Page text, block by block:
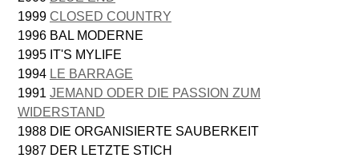
1999 CLOSED COUNTRY
1996 BAL MODERNE
1995 IT'S MYLIFE
1994 LE BARRAGE
1991 JEMAND ODER DIE PASSION ZUM
WIDERSTAND
1988 DIE ORGANISIERTE SAUBERKEIT
1987 DER LETZTE STICH